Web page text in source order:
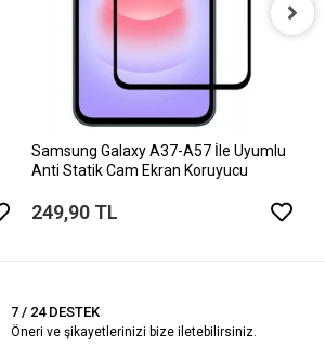
Samsung Galaxy A37-A57 İle Uyumlu
Anti Statik Cam Ekran Koruyucu
249,90 TL
7 / 24 DESTEK
Öneri ve şikayetlerinizi bize iletebilirsiniz.